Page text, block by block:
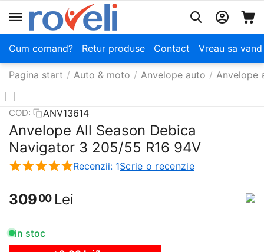
Cum comand? Retur produse Contact Vreau sa
Pagina start / Auto & moto / Anvelope auto / Anvelope
COD: ANV13614
Anvelope All Season Debica
Navigator 3 205/55 R16 94V
Recenzii: 1Scrie o recenzie
30900 Lei
in stoc